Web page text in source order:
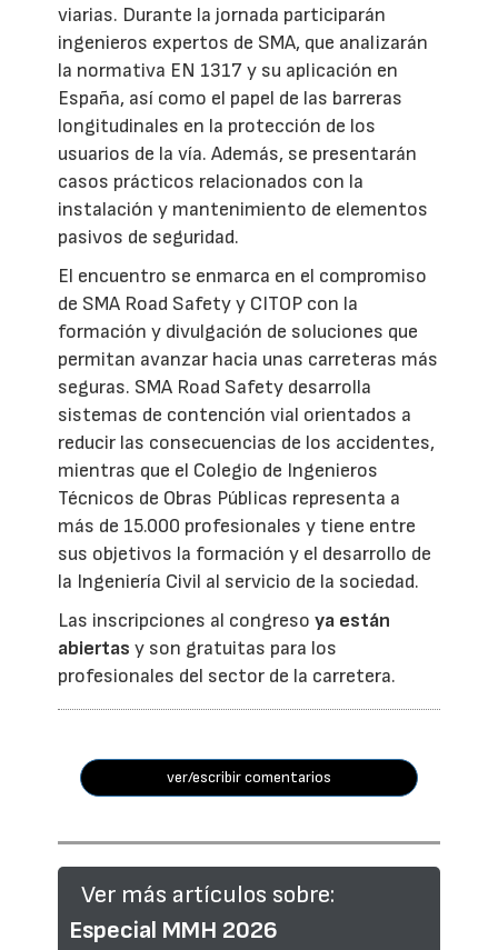
viarias. Durante la jornada participarán
ingenieros expertos de SMA, que analizarán
la normativa EN 1317 y su aplicación en
España, así como el papel de las barreras
longitudinales en la protección de los
usuarios de la vía. Además, se presentarán
casos prácticos relacionados con la
instalación y mantenimiento de elementos
pasivos de seguridad.
El encuentro se enmarca en el compromiso
de SMA Road Safety y CITOP con la
formación y divulgación de soluciones que
permitan avanzar hacia unas carreteras más
seguras. SMA Road Safety desarrolla
sistemas de contención vial orientados a
reducir las consecuencias de los accidentes,
mientras que el Colegio de Ingenieros
Técnicos de Obras Públicas representa a
más de 15.000 profesionales y tiene entre
sus objetivos la formación y el desarrollo de
la Ingeniería Civil al servicio de la sociedad.
Las inscripciones al congresoya están
abiertas y son gratuitas para los
profesionales del sector de la carretera.
ver/escribir comentarios
Ver más artículos sobre:
Especial MMH 2026